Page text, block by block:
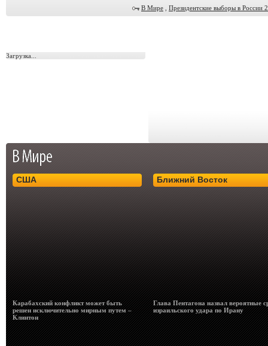
В Мире Президентские выборы в России
Загрузка...
США
Карабахский конфликт может быть
решен исключительно мирным путем –
Клинтон
Ближний Восток
Глава Пентагона назвал вероятные
израильского удара по Ирану